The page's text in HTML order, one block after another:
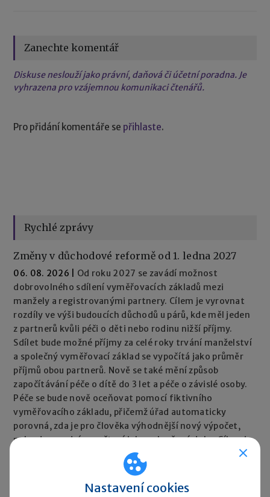
Zanechte komentář
Diskuse neslouží jako právní, daňová či účetní poradna. Je
vyhrazena pro vzájemnou komunikaci čtenářů.
Pro přidání komentáře se přihlaste.
Rychlé zprávy
Změny v důchodové reformě od 1. ledna 2027
06. 08. 2026
Od roku 2027 se zavádí možnost
dobrovolného sdílení vyměřovacích základů mezi
manžely a registrovanými partnery. Cílem je vyrovnat
rozdíly ve výši budoucích důchodů u párů, kde měl jeden
z partnerů kvůli péči o děti nebo rodinu nižší příjmy.
Sdílet bude možné příjmy za celé roky trvání manželství
a společný vyměřovací základ se vypočítá jako průměr
příjmů obou partnerů. Nově se také mění způsob
započítávání péče o dítě do 3 let a péče o závislé osoby.
Péče se bude nově oceňovat pomocí fiktivního
vyměřovacího základu, přičemž úřad automaticky
porovná, zda je pro člověka výhodnější nový výpočet,
nebo dosavadní započtení jako vyloučené doby. Cílem je,
aby péče neměla negativní dopad na výši důchodu.
Nastavení cookies